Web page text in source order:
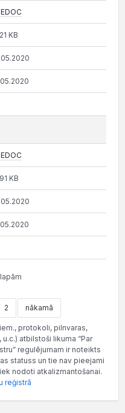
EDOC
KB
EDOC
KB
2 nākamā
protokoli, pilnvaras,
atbilstoši likuma “Par
regulējumam ir noteikts
statuss un tie nav pieejami
nodoti atkalizmantošanai.
reģistrā